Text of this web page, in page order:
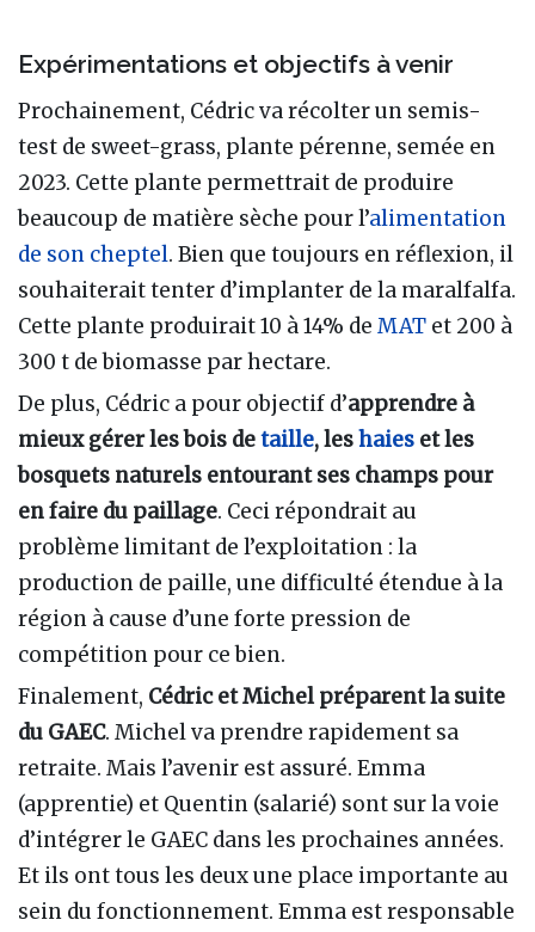
Expérimentations et objectifs à venir
Prochainement, Cédric va récolter un semis-
test de sweet-grass, plante pérenne, semée en
2023. Cette plante permettrait de produire
beaucoup de matière sèche pour l’alimentation
de son cheptel. Bien que toujours en réflexion, il
souhaiterait tenter d’implanter de la maralfalfa.
Cette plante produirait 10 à 14% de MAT et 200 à
300 t de biomasse par hectare.
De plus, Cédric a pour objectif d’apprendre à
mieux gérer les bois detaille, leshaies et les
bosquets naturels entourant ses champs pour
en faire du paillage. Ceci répondrait au
problème limitant de l’exploitation : la
production de paille, une difficulté étendue à la
région à cause d’une forte pression de
compétition pour ce bien.
Finalement, Cédric et Michel préparent la suite
du GAEC. Michel va prendre rapidement sa
retraite. Mais l’avenir est assuré. Emma
(apprentie) et Quentin (salarié) sont sur la voie
d’intégrer le GAEC dans les prochaines années.
Et ils ont tous les deux une place importante au
sein du fonctionnement. Emma est responsable